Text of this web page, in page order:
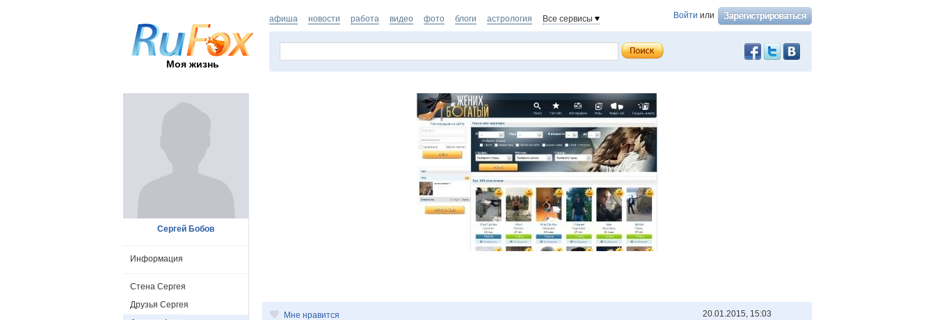
Моя жизнь
Войти или
афиша новости работа видео фото блоги астрология Все сервисы
20.01.2015, 15:03
Мне нравится
Сергей Бобов
Информация
Стена Сергея
Друзья Сергея